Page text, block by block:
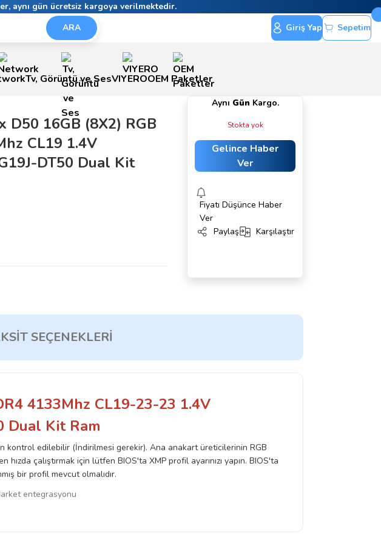
aynı gün ücretsiz kargoya verilmektedir.
ARA
Giriş Yap Sepetim
Tv, Görüntü ve SesVIYEROOEM Paketler
D50 16GB (8X2) RGB
CL19 1.4V
DT50 Dual Kit
Aynı Gün Kargo.
Stokta yok
Gelince Haber
Ver
Fiyatı Düşünce Haber
Ver
Paylaş
Karşılaştır
SEÇENEKLERI
4133Mhz CL19-23-23 1.4V
Dual Kit Ram
kontrol edilebilir (İndirilmesi gerekir). Ana anakart üreticilerinin RGB
hızda çalıştırmak için lütfen BIOS'ta XMP profil ayarınızı yapın. BIOS'ta
bir profil mevcut olmalıdır.